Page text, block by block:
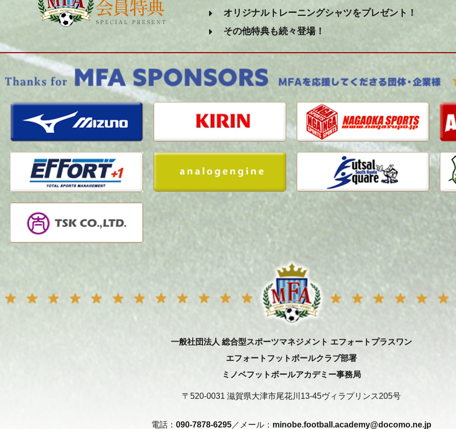
オリジナルトレーニングシャツをプレゼント！
その他特典も続々登場！
一般社団法人 総合型スポーツマネジメント エフォートプラスワン
エフォートフットボールクラブ部署
ミノベフットボールアカデミー事務局
〒520-0031 滋賀県大津市尾花川13-45ヴィラプリンス205号
電話： 090-7878-6295 ／メール： minobe.football.academy@docomo.ne.jp